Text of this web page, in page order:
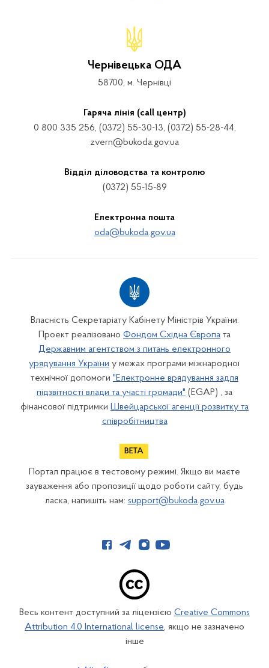
Чернівецька ОДА
58700, м. Чернівці
Гаряча лінія (call центр)
0 800 335 256, (0372) 55-30-13, (0372) 55-28-44,
zvern@bukoda.gov.ua
Відділ діловодства та контролю
(0372) 55-15-89
Електронна пошта
oda@bukoda.gov.ua
Власність Секретаріату Кабінету Міністрів України.
Проект реалізовано Фондом Східна Європа та
Державним агентством з питань електронного
урядування України у межах програми міжнародної
технічної допомоги "Електронне врядування задля
підзвітності влади та участі громади" (EGAP) , за
фінансової підтримки Швейцарської агенції розвитку та
співробітництва
Портал працює в тестовому режимі. Якщо ви маєте
зауваження або пропозиції щодо роботи сайту, будь
ласка, напишіть нам: support@bukoda.gov.ua
Весь контент доступний за ліцензією Creative Commons
Attribution 4.0 International license, якщо не зазначено
інше